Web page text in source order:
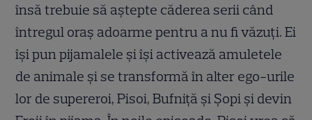
însă trebuie să aștepte căderea serii când
întregul oraș adoarme pentru a nu fi văzuți. Ei
își pun pijamalele și își activează amuletele
de animale și se transformă în alter ego-urile
lor de supereroi, Pisoi, Bufniță și Șopi și devin